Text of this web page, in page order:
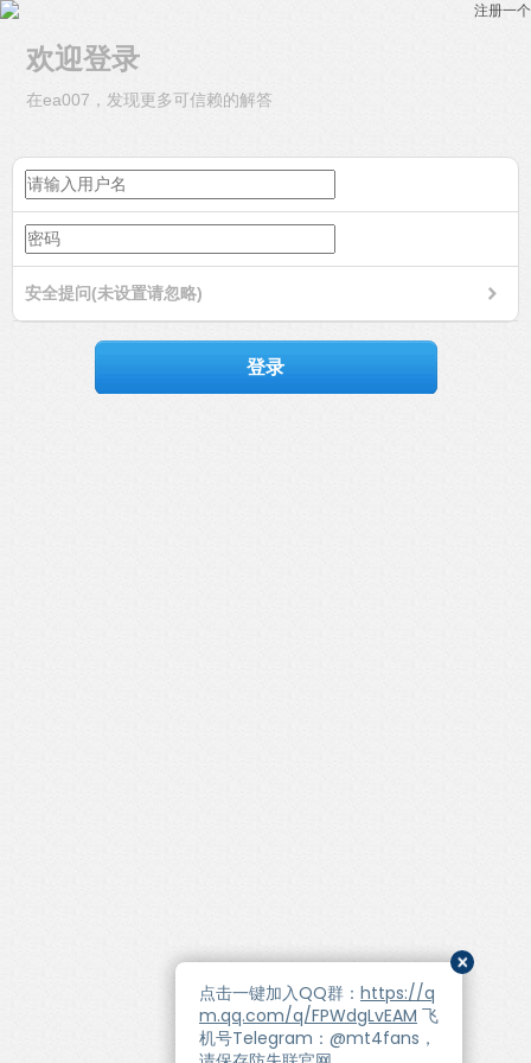
注册一个
欢迎登录
在ea007，发现更多可信赖的解答
安全提问(未设置请忽略)
登录